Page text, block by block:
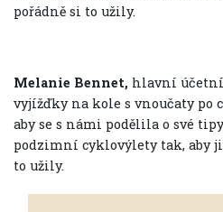
pořádně si to užily.
Melanie Bennet, hlavní
vyjížďky na kole s vnoučaty po
aby se s námi podělila o své
podzimní cyklovýlety tak, aby
to užily.